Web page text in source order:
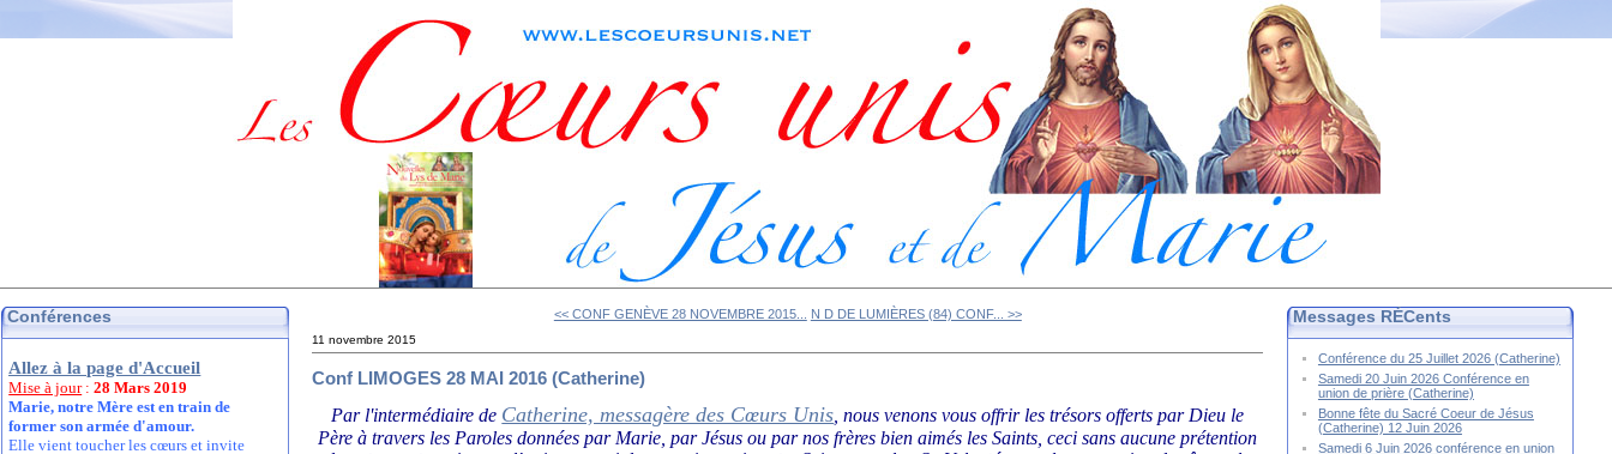
Conférences
Allez à la page d'Accueil
Mise à jour:28 Mars 2019
Marie, notre Mère est en train de
former son armée d'amour.
Elle vient toucher les cœurs et invite
<< CONF GENÈVE 28 NOVEMBRE 2015... N D DE LUMIÈRES (84) CONF... >>
11 novembre 2015
Conf LIMOGES 28 MAI 2016 (Catherine)
Par l'intermédiaire de Catherine, messagère des Cœurs Unis , nous venons vous offrir les trésors offerts par Dieu le
Père à travers les Paroles données par Marie, par Jésus ou par nos frères bien aimés les Saints, ceci sans aucune prétention
Messages RÉCents
Conférence du 25 Juillet 2026 (Catherine)
Samedi 20 Juin 2026 Conférence en
union de prière (Catherine)
Bonne fête du Sacré Coeur de Jésus
(Catherine) 12 Juin 2026
Samedi 6 Juin 2026 conférence en union